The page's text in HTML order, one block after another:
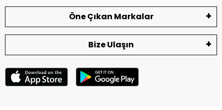
Öne Çıkan Markalar
Bize Ulaşın